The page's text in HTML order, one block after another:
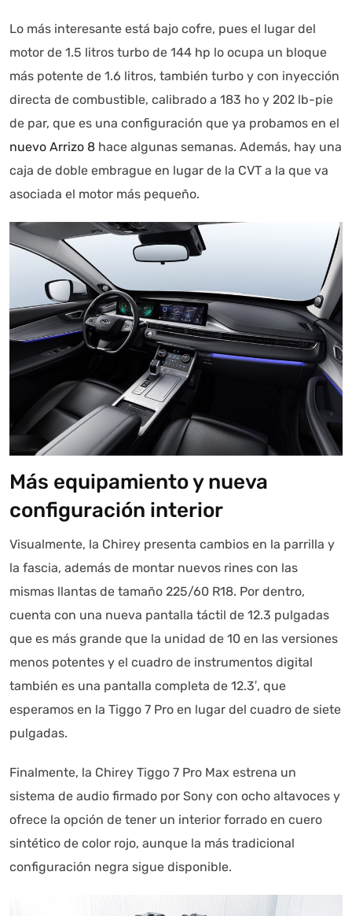
Lo más interesante está bajo cofre, pues el lugar del
motor de 1.5 litros turbo de 144 hp lo ocupa un bloque
más potente de 1.6 litros, también turbo y con inyección
directa de combustible, calibrado a 183 ho y 202 lb-pie
de par, que es una configuración que ya probamos en el
nuevo Arrizo 8 hace algunas semanas. Además, hay una
caja de doble embrague en lugar de la CVT a la que va
asociada el motor más pequeño.
Más equipamiento y nueva
configuración interior
Visualmente, la Chirey presenta cambios en la parrilla y
la fascia, además de montar nuevos rines con las
mismas llantas de tamaño 225/60 R18. Por dentro,
cuenta con una nueva pantalla táctil de 12.3 pulgadas
que es más grande que la unidad de 10 en las versiones
menos potentes y el cuadro de instrumentos digital
también es una pantalla completa de 12.3′, que
esperamos en la Tiggo 7 Pro en lugar del cuadro de siete
pulgadas.
Finalmente, la Chirey Tiggo 7 Pro Max estrena un
sistema de audio firmado por Sony con ocho altavoces y
ofrece la opción de tener un interior forrado en cuero
sintético de color rojo, aunque la más tradicional
configuración negra sigue disponible.
Autoanalítica IA Agente Inteligente
Estoy aquí para encontrar lo que necesitas. ¿Qué estás
buscando? "Este asistente con IA (OpenAI) ofrece
información referencial que puede contener errores.
Asistente con IA en desarrollo. Autoanalítica optimiza
diariamente su exactitud."